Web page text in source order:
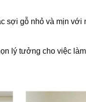
sợi gỗ nhỏ và mịn với
lý tưởng cho việc